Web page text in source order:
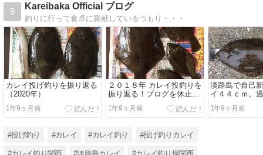
9
Kareibaka Official ブログ
釣りに行って食卓に貢献しているつもり・・・
カレイ投げ釣りを振り返る
（2020年）
1年9ヶ月前
２０１８年 カレイ投釣りを
振り返る！ブログを休止後
の年は大当たり！
1年9ヶ月前
淡路島で自己
イ４４ｃｍ。
2017年4月。
1年9ヶ月前
#投げ釣り #カレイ #カレイ釣り #投げ釣りカレイ